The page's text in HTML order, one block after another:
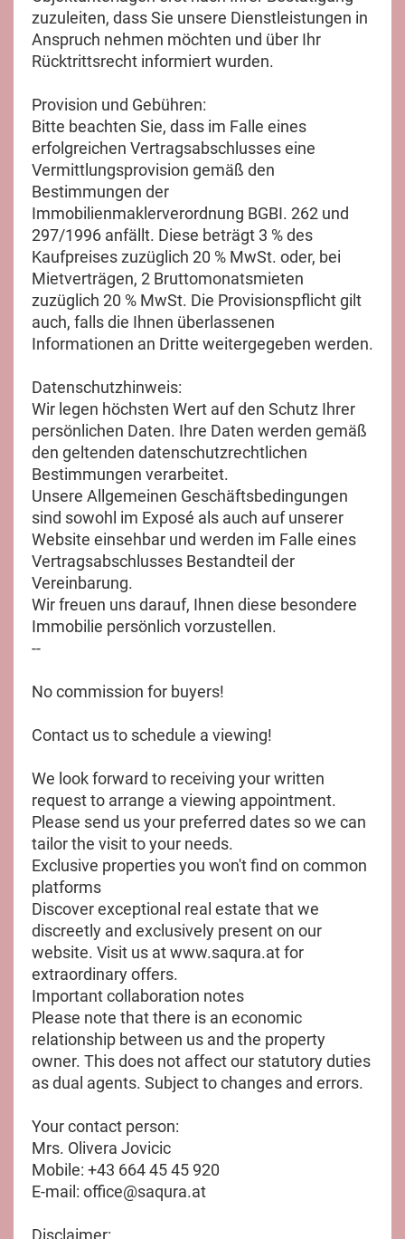
zuzuleiten, dass Sie unsere Dienstleistungen in
Anspruch nehmen möchten und über Ihr
Rücktrittsrecht informiert wurden.
Provision und Gebühren:
Bitte beachten Sie, dass im Falle eines
erfolgreichen Vertragsabschlusses eine
Vermittlungsprovision gemäß den
Bestimmungen der
Immobilienmaklerverordnung BGBI. 262 und
297/1996 anfällt. Diese beträgt 3 % des
Kaufpreises zuzüglich 20 % MwSt. oder, bei
Mietverträgen, 2 Bruttomonatsmieten
zuzüglich 20 % MwSt. Die Provisionspflicht gilt
auch, falls die Ihnen überlassenen
Informationen an Dritte weitergegeben werden.
Datenschutzhinweis:
Wir legen höchsten Wert auf den Schutz Ihrer
persönlichen Daten. Ihre Daten werden gemäß
den geltenden datenschutzrechtlichen
Bestimmungen verarbeitet.
Unsere Allgemeinen Geschäftsbedingungen
sind sowohl im Exposé als auch auf unserer
Website einsehbar und werden im Falle eines
Vertragsabschlusses Bestandteil der
Vereinbarung.
Wir freuen uns darauf, Ihnen diese besondere
Immobilie persönlich vorzustellen.
--
No commission for buyers!
Contact us to schedule a viewing!
We look forward to receiving your written
request to arrange a viewing appointment.
Please send us your preferred dates so we can
tailor the visit to your needs.
Exclusive properties you won't find on common
platforms
Discover exceptional real estate that we
discreetly and exclusively present on our
website. Visit us at www.saqura.at for
extraordinary offers.
Important collaboration notes
Please note that there is an economic
relationship between us and the property
owner. This does not affect our statutory duties
as dual agents. Subject to changes and errors.
Your contact person:
Mrs. Olivera Jovicic
Mobile: +43 664 45 45 920
E-mail: office@saqura.at
Disclaimer: